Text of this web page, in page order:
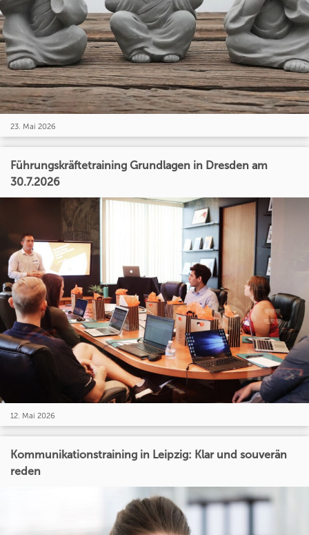
23. Mai 2026
Führungskräftetraining Grundlagen in Dresden am
30.7.2026
12. Mai 2026
Kommunikationstraining in Leipzig: Klar und souverän
reden